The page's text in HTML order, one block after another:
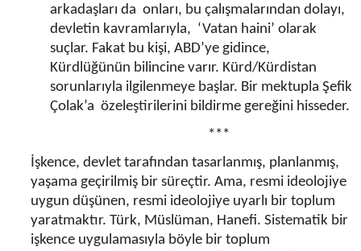
arkadaşları da onları, bu çalışmalarından dolayı,
devletin kavramlarıyla, ‘Vatan haini’ olarak
suçlar. Fakat bu kişi, ABD’ye gidince,
Kürdlüğünün bilincine varır. Kürd/Kürdistan
sorunlarıyla ilgilenmeye başlar. Bir mektupla Şefik
Çolak’a özeleştirilerini bildirme gereğini hisseder.
***
İşkence, devlet tarafından tasarlanmış, planlanmış,
yaşama geçirilmiş bir süreçtir. Ama, resmi ideolojiye
uygun düşünen, resmi ideolojiye uyarlı bir toplum
yaratmaktır. Türk, Müslüman, Hanefi. Sistematik bir
işkence uygulamasıyla böyle bir toplum